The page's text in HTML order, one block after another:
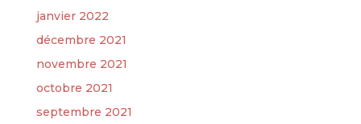
janvier 2022
décembre 2021
novembre 2021
octobre 2021
septembre 2021